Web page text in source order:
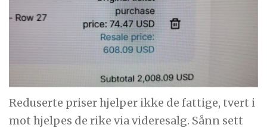
Reduserte priser hjelper ikke de fattige, tvert i
mot hjelpes de rike via videresalg. Sånn sett